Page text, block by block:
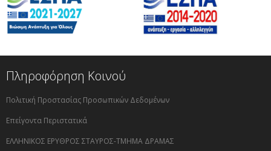
Πληροφόρηση Κοινού
Πολιτική Προστασίας Προσωπικών Δεδομένων
Επείγοντα Περιστατικά
ΕΛΛΗΝΙΚΟΣ ΕΡΥΘΡΟΣ ΣΤΑΥΡΟΣ-ΤΜΗΜΑ ΔΡΑΜΑΣ